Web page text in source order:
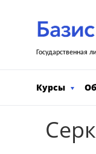
Государственная
Курсы